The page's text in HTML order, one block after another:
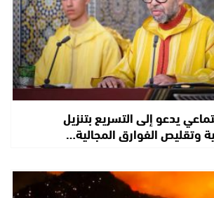
يدعو إلى التسريع بتنزيل
وتقليص الفوارق المجالية…